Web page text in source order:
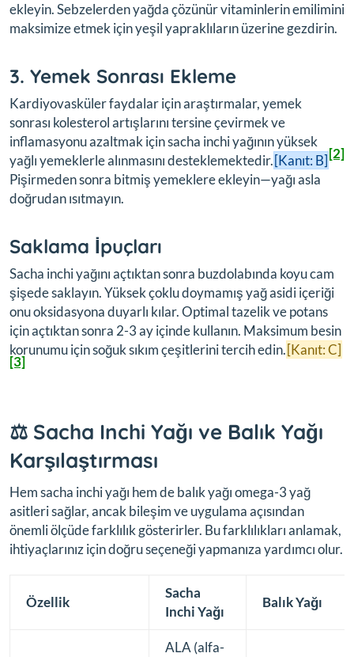
ekleyin. Sebzelerden yağda çözünür vitaminlerin emilimini
maksimize etmek için yeşil yapraklıların üzerine gezdirin.
3. Yemek Sonrası Ekleme
Kardiyovasküler faydalar için araştırmalar, yemek
sonrası kolesterol artışlarını tersine çevirmek ve
inflamasyonu azaltmak için sacha inchi yağının yüksek
yağlı yemeklerle alınmasını desteklemektedir.[Kanıt: B][2]
Pişirmeden sonra bitmiş yemeklere ekleyin—yağı asla
doğrudan ısıtmayın.
Saklama İpuçları
Sacha inchi yağını açtıktan sonra buzdolabında koyu cam
şişede saklayın. Yüksek çoklu doymamış yağ asidi içeriği
onu oksidasyona duyarlı kılar. Optimal tazelik ve potans
için açtıktan sonra 2-3 ay içinde kullanın. Maksimum besin
korunumu için soğuk sıkım çeşitlerini tercih edin.[Kanıt: C]
[3]
⚖️ Sacha Inchi Yağı ve Balık Yağı
Karşılaştırması
Hem sacha inchi yağı hem de balık yağı omega-3 yağ
asitleri sağlar, ancak bileşim ve uygulama açısından
önemli ölçüde farklılık gösterirler. Bu farklılıkları anlamak,
ihtiyaçlarınız için doğru seçeneği yapmanıza yardımcı olur.
Özellik
Sacha
Inchi Yağı
Balık Yağı
ALA (alfa-